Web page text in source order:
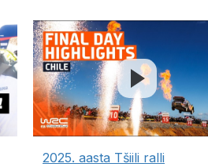
2025. aasta Tšiili ralli